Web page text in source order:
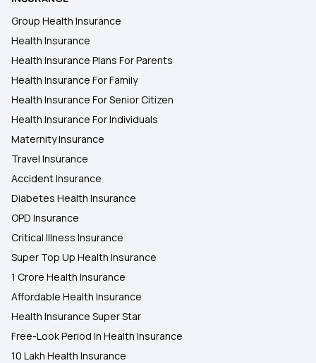
Group Health Insurance
Health Insurance
Health Insurance Plans For Parents
Health Insurance For Family
Health Insurance For Senior Citizen
Health Insurance For Individuals
Maternity Insurance
Travel Insurance
Accident Insurance
Diabetes Health Insurance
OPD Insurance
Critical Illness Insurance
Super Top Up Health Insurance
1 Crore Health Insurance
Affordable Health Insurance
Health Insurance Super Star
Free-Look Period In Health Insurance
10 Lakh Health Insurance